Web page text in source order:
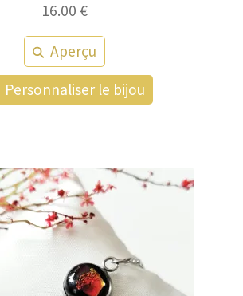
16.00 €
Aperçu
Personnaliser le bijou